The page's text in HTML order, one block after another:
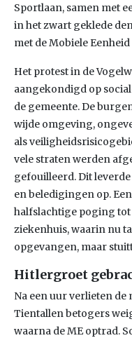
Sportlaan, samen met
in het zwart geklede
met de Mobiele
Het protest in de
aangekondigd op
de gemeente. De
wijde omgeving,
als
vele straten werden
gefouilleerd. Dit
en beledigingen op.
halfslachtige poging
ziekenhuis, waarin nu
opgevangen, maar
Hitlergroet
Na een uur verlieten de
Tientallen betogers
waarna de ME optrad.